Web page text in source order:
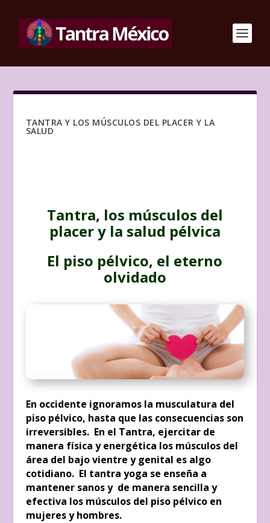
TANTRA Y LOS MÚSCULOS DEL PLACER Y LA
SALUD
Tantra, los músculos del
placer y la salud pélvica
El piso pélvico, el eterno
olvidado
En occidente ignoramos la musculatura del
piso pélvico, hasta que las consecuencias son
irreversibles. En el Tantra, ejercitar de
manera física y energética los músculos del
área del bajo vientre y genital es algo
cotidiano. El tantra yoga se enseña a
mantener sanos y de manera sencilla y
efectiva los músculos del piso pélvico en
mujeres y hombres.